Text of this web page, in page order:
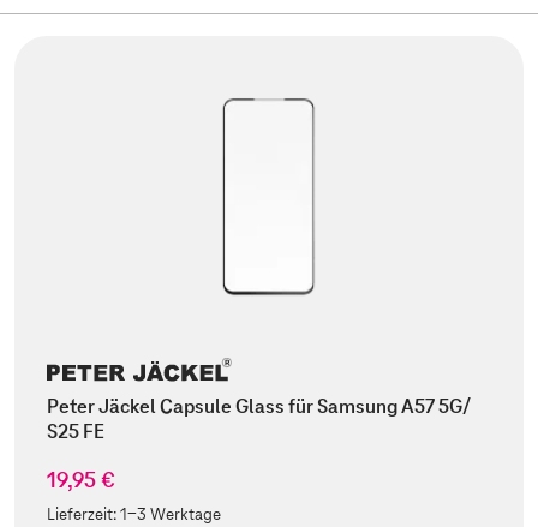
Peter Jäckel Capsule Glass für Samsung A57 5G/
S25 FE
19,95 €
Lieferzeit:1-3 Werktage